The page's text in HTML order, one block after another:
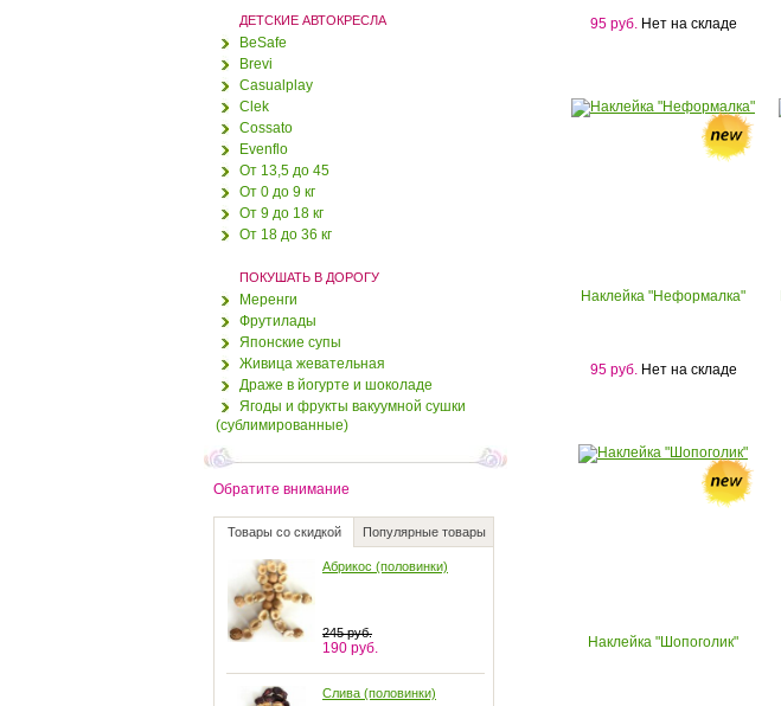
ДЕТСКИЕ АВТОКРЕСЛА
BeSafe
Brevi
Casualplay
Clek
Cossato
Evenflo
От 13,5 до 45
От 0 до 9 кг
От 9 до 18 кг
От 18 до 36 кг
ПОКУШАТЬ В ДОРОГУ
Меренги
Фрутилады
Японские супы
Живица жевательная
Драже в йогурте и шоколаде
Ягоды и фрукты вакуумной сушки
(сублимированные)
Обратите внимание
Товары со скидкой Популярные товары
Оплётка "Cobra"
375 руб.
350 руб.
Обложка для паспорта
550 руб.
450 руб.
Драже "Черника в
шоколаде"
100 руб.
Абрикос (половинки)
Слива (половинки)
95 руб.Нет на складе
Наклейка "Неформалка"
95 руб.Нет на складе
Наклейка "Шопоголик"